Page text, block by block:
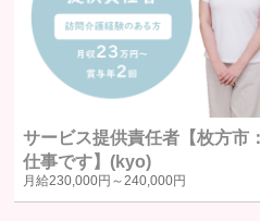
当社は、提供を受けた個人情報をも
した統計データを作成することがあり
ータについては、当社は何ら制限な
ご質問及びご苦情の窓口
サービス提供責任者【枚方市
仕事です】(kyo)
月給230,000円～240,000円